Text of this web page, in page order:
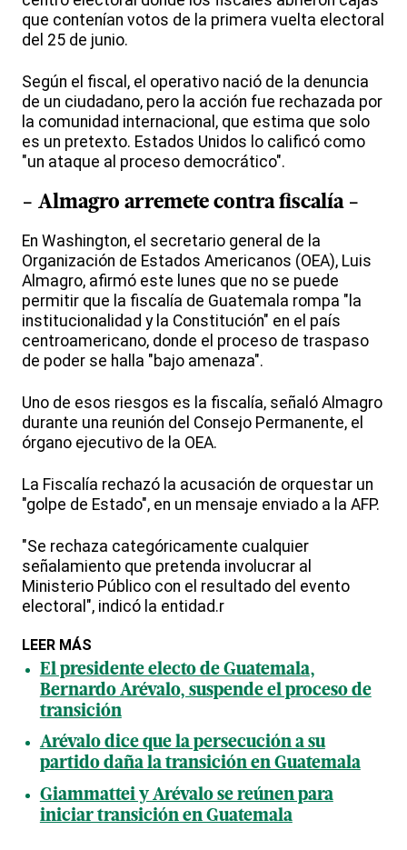
que contenían votos de la primera vuelta electoral
del 25 de junio.
Según el fiscal, el operativo nació de la denuncia
de un ciudadano, pero la acción fue rechazada por
la comunidad internacional, que estima que solo
es un pretexto. Estados Unidos lo calificó como
"un ataque al proceso democrático".
- Almagro arremete contra fiscalía -
En Washington, el secretario general de la
Organización de Estados Americanos (OEA), Luis
Almagro, afirmó este lunes que no se puede
permitir que la fiscalía de Guatemala rompa "la
institucionalidad y la Constitución" en el país
centroamericano, donde el proceso de traspaso
de poder se halla "bajo amenaza".
Uno de esos riesgos es la fiscalía, señaló Almagro
durante una reunión del Consejo Permanente, el
órgano ejecutivo de la OEA.
La Fiscalía rechazó la acusación de orquestar un
"golpe de Estado", en un mensaje enviado a la AFP.
"Se rechaza categóricamente cualquier
señalamiento que pretenda involucrar al
Ministerio Público con el resultado del evento
electoral", indicó la entidad.r
LEER MÁS
El presidente electo de Guatemala,
Bernardo Arévalo, suspende el proceso de
transición
Arévalo dice que la persecución a su
partido daña la transición en Guatemala
Giammattei y Arévalo se reúnen para
iniciar transición en Guatemala